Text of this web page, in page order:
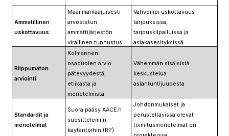
Ammatillinen
uskottavuus
Maailmanlaajuisesti
arvostetun
ammattijärjestön
virallinen tunnustus
Vahvempi uskottavuus
tarjouksissa,
tarjouskilpailuissa ja
asiakasesityksissä
Riippumaton
arviointi
Kolmannen
osapuolen arvio
pätevyydestä,
etiikasta ja
menetelmistä
Vähemmän sisäisistä
keskustelua
asiantuntijuudesta
Standardit ja
menetelmät
Suora pääsy AACE:n
suosittelemiin
käytäntöihin (RP)
Johdonmukaiset ja
perusteltavissa olevat
toimitusmenetelmät eri